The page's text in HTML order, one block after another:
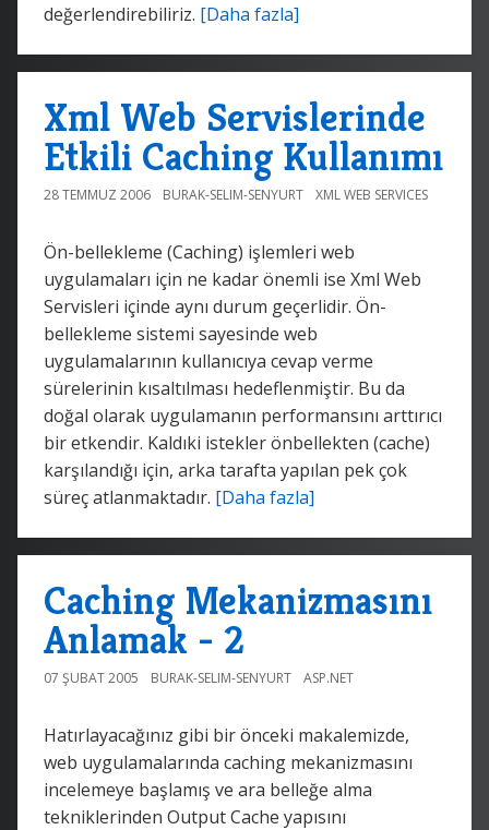
değerlendirebiliriz. [Daha fazla]
Xml Web Servislerinde
Etkili Caching Kullanımı
28 TEMMUZ 2006 BURAK-SELIM-SENYURT XML WEB SERVICES
Ön-bellekleme (Caching) işlemleri web
uygulamaları için ne kadar önemli ise Xml Web
Servisleri içinde aynı durum geçerlidir. Ön-
bellekleme sistemi sayesinde web
uygulamalarının kullanıcıya cevap verme
sürelerinin kısaltılması hedeflenmiştir. Bu da
doğal olarak uygulamanın performansını arttırıcı
bir etkendir. Kaldıki istekler önbellekten (cache)
karşılandığı için, arka tarafta yapılan pek çok
süreç atlanmaktadır. [Daha fazla]
Caching Mekanizmasını
Anlamak - 2
07 ŞUBAT 2005 BURAK-SELIM-SENYURT ASP.NET
Hatırlayacağınız gibi bir önceki makalemizde,
web uygulamalarında caching mekanizmasını
incelemeye başlamış ve ara belleğe alma
tekniklerinden Output Cache yapısını